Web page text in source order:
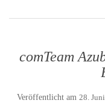
comTeam
Veröffentlicht am 28.